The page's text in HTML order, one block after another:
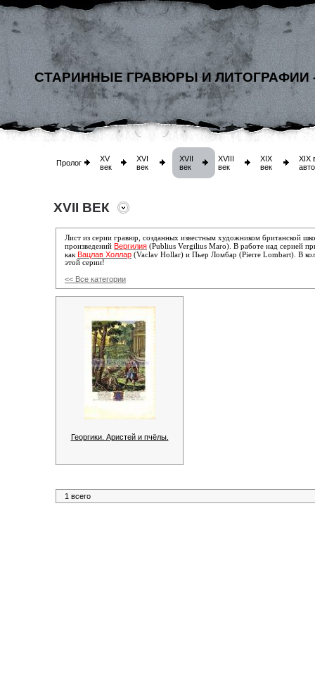
СТАРИННЫЕ ГРАВЮРЫ И ЛИТОГРАФИИ
Пролог
XV
век
XVI
век
XVII
век
XVIII
век
XIX
век
XIX
XVII ВЕК
Лист из серии гравюр, созданных известным художником британской
произведений Вергилия (Publius Vergilius Maro) . В работе над серией
как Вацлав Холлар (Vaclav Hollar) и Пьер Ломбар (Pierre Lombart). В
этой серии!
<< Все категории
Георгики. Аристей и пчёлы.
1 всего